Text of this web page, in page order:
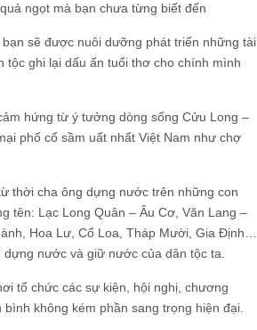
ngọt mà bạn chưa từng biết đến
sẽ được nuôi dưỡng phát triển những tài
tộc ghi lại dấu ấn tuổi thơ cho chính mình
hứng từ ý tưởng dòng sống Cửu Long –
phố cổ sầm uất nhất Việt Nam như chợ
thời cha ông dựng nước trên những con
tên: Lạc Long Quân – Âu Cơ, Văn Lang –
Hoa Lư, Cổ Loa, Tháp Mười, Gia Định…
nước và giữ nước của dân tộc ta.
tổ chức các sự kiện, hội nghị, chương
không kém phần sang trọng hiện đại.